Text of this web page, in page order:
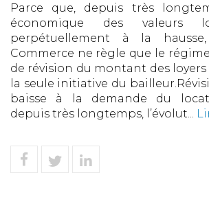
Parce que, depuis très
économique des valeurs
perpétuellement à la
Commerce ne règle que le
de révision du montant des
la seule initiative du
baisse à la demande du
depuis très longtemps, l’évolut...